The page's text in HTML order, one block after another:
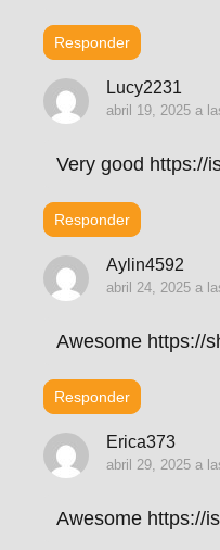
Responder
Lucy2231
abril 19, 2025 a
Very good https://
Responder
Aylin4592
abril 24, 2025 a
Awesome https://
Responder
Erica373
abril 29, 2025 a
Awesome https://